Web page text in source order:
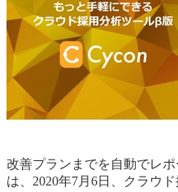
改善プランまでを自動でレ
は、2020年7月6日、クラウ